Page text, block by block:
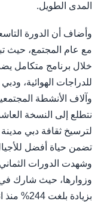
المدى الطويل.
وأضاف أن الدورة
مع عام المجتمع، حيث
خلال برنامج متكامل
للدراجات الهوائية،
وآلاف الأنشطة
لترسيخ ثقافة دبي
تضمن حياة أفضل
وشهدت الدورات